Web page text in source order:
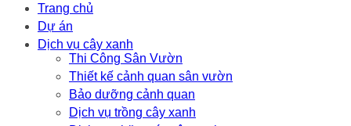
Trang chủ
Dự án
Dịch vụ cây xanh
Thi Công Sân Vườn
Thiết kế cảnh quan sân vườn
Bảo dưỡng cảnh quan
Dịch vụ trồng cây xanh